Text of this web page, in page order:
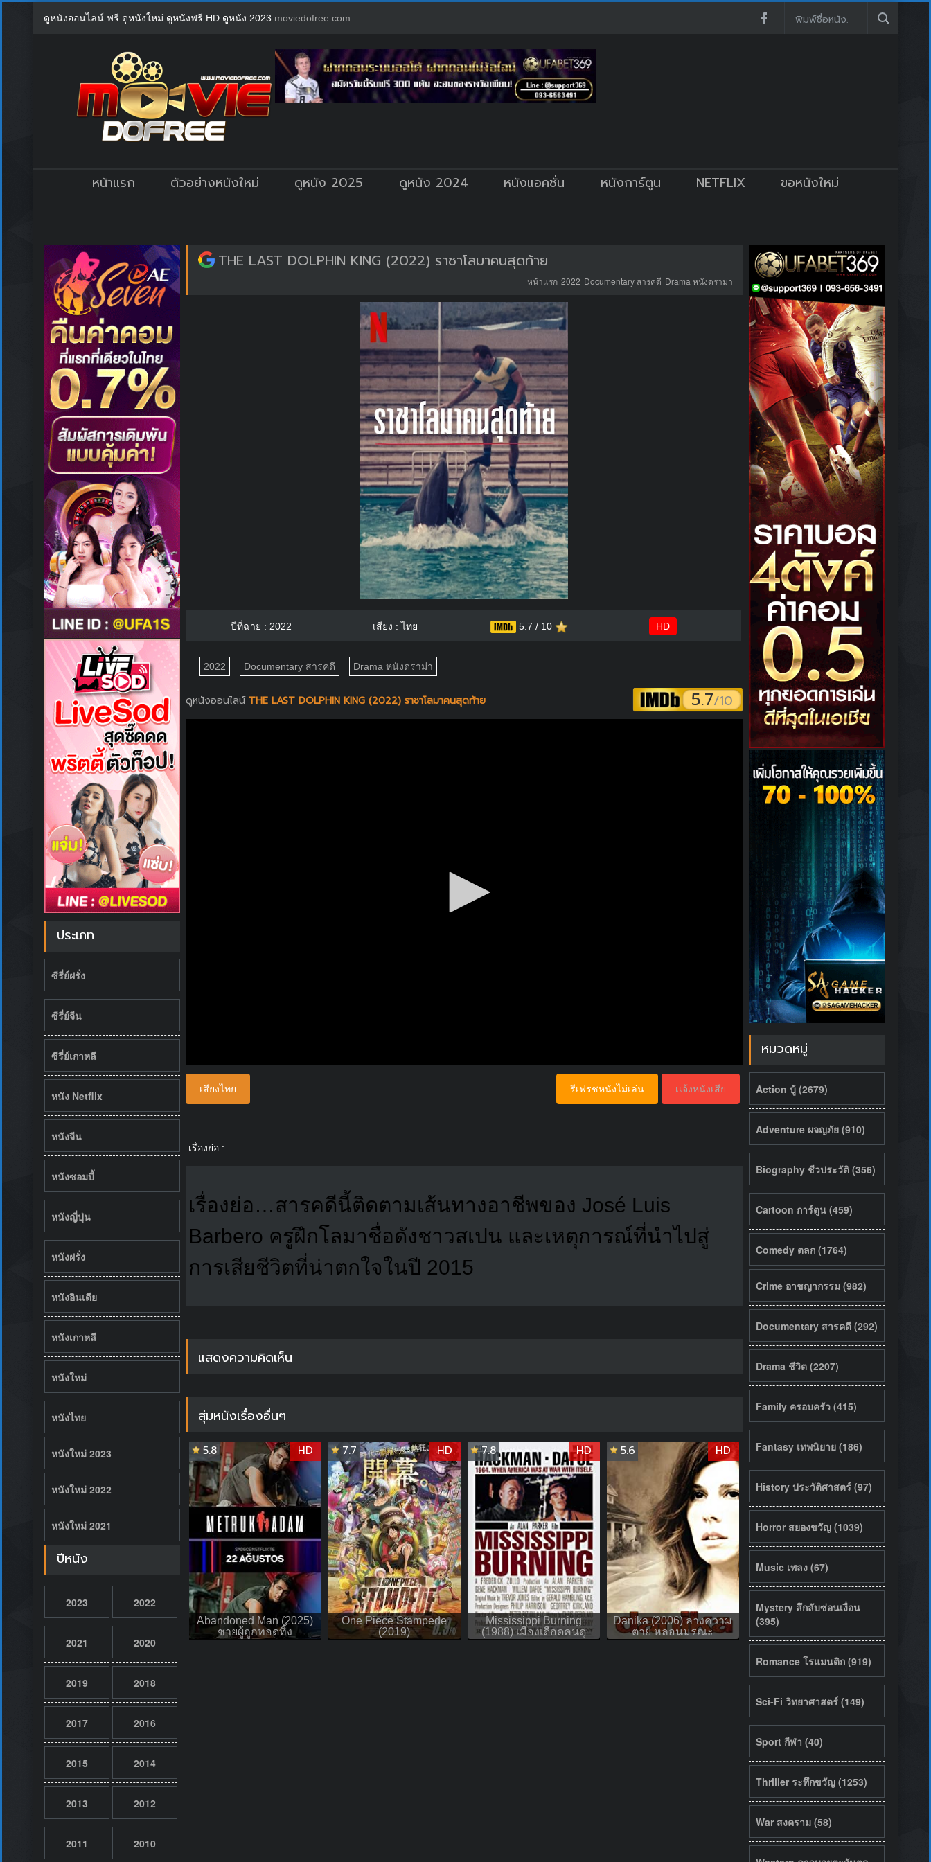
ดูหนังออนไลน์ ฟรี ดูหนังใหม่ ดูหนังฟรี HD ดูหนัง 2023 moviedofree.com
หน้าแรก ตัวอย่างหนังใหม่ ดูหนัง 2025 ดูหนัง 2024 หนังแอคชั่น หนังการ์ตูน NETFLIX ขอหนังใหม่
ประเภท
ซีรี่ย์ฝรั่ง
ซีรี่ย์จีน
ซีรี่ย์เกาหลี
หนัง Netflix
หนังจีน
หนังซอมบี้
หนังญี่ปุ่น
หนังฝรั่ง
หนังอินเดีย
หนังเกาหลี
หนังใหม่
หนังไทย
หนังใหม่ 2023
หนังใหม่ 2022
หนังใหม่ 2021
ปีหนัง
2023 2022
2021 2020
2019 2018
2017 2016
2015 2014
2013 2012
2011 2010
THE LAST DOLPHIN KING (2022) ราชาโลมาคนสุดท้าย
หน้าแรก 2022 Documentary สารคดี Drama หนังดราม่า
ปีที่ฉาย : 2022 เสียง : ไทย 5.7 / 10 HD
2022 Documentary สารคดี Drama หนังดราม่า
ดูหนังออนไลน์ THE LAST DOLPHIN KING (2022) ราชาโลมาคนสุดท้าย 5.7/10
เสียงไทย เเจ้งหนังเสีย
รีเฟรชหนังไม่เล่น
เรื่องย่อ :
เรื่องย่อ…สารคดีนี้ติดตามเส้นทางอาชีพของ José Luis
Barbero ครูฝึกโลมาชื่อดังชาวสเปน และเหตุการณ์ที่นำไปสู่
การเสียชีวิตที่น่าตกใจในปี 2015
แสดงความคิดเห็น
สุ่มหนังเรื่องอื่นๆ
Abandoned Man (2025)
ชายผู้ถูกทอดทิ้ง
5.8 HD
One Piece Stampede
(2019)
7.7 HD
Mississippi Burning
(1988) เมืองเดือดคนดุ
7.8 HD
Danika (2006) ลางความ
ตาย หลอนมรณะ
5.6 HD
หมวดหมู่
Action บู้ (2679)
Adventure ผจญภัย (910)
Biography ชีวประวัติ (356)
Cartoon การ์ตูน (459)
Comedy ตลก (1764)
Crime อาชญากรรม (982)
Documentary สารคดี (292)
Drama ชีวิต (2207)
Family ครอบครัว (415)
Fantasy เทพนิยาย (186)
History ประวัติศาสตร์ (97)
Horror สยองขวัญ (1039)
Music เพลง (67)
Mystery ลึกลับซ่อนเงื่อน
(395)
Romance โรแมนติก (919)
Sci-Fi วิทยาศาสตร์ (149)
Sport กีฬา (40)
Thriller ระทึกขวัญ (1253)
War สงคราม (58)